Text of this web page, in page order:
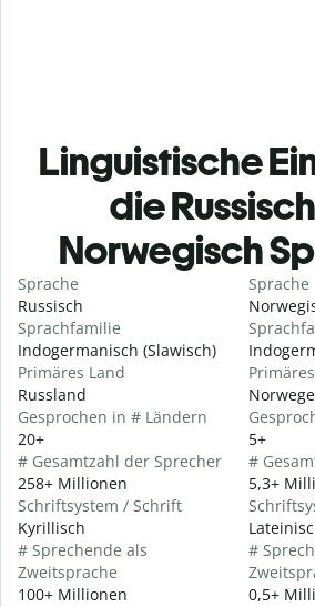
Linguistische
die
Norwegisch
Sprache
Russisch
Sprachfamilie
Indogermanisch (Slawisch)
Primäres Land
Russland
Gesprochen in # Ländern
20+
# Gesamtzahl der Sprecher
258+ Millionen
Schriftsystem / Schrift
Kyrillisch
# Sprechende als
Zweitsprache
100+ Millionen
Sprache
5+
#
5,3+
#
0,5+